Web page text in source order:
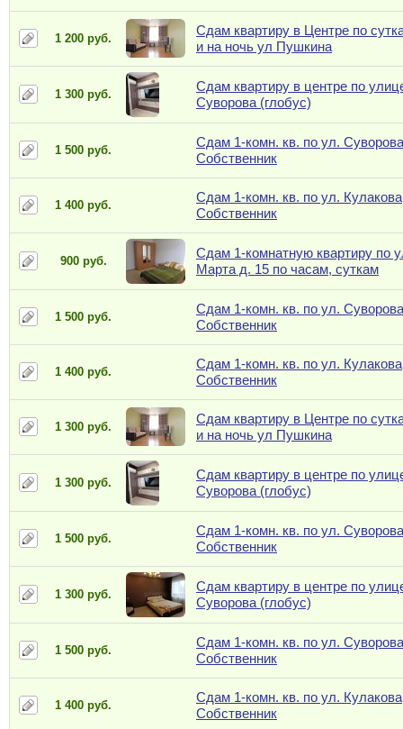
1 200 руб.
Сдам квартиру в Центре по
и на ночь ул Пушкина
1 300 руб.
Сдам квартиру в центре по
Суворова (глобус)
1 500 руб.
Сдам 1-комн. кв. по ул.
Собственник
1 400 руб.
Сдам 1-комн. кв. по ул.
Собственник
900 руб.
Сдам 1-комнатную квартиру по
Марта д. 15 по часам, суткам
1 500 руб.
Сдам 1-комн. кв. по ул.
Собственник
1 400 руб.
Сдам 1-комн. кв. по ул.
Собственник
1 300 руб.
Сдам квартиру в Центре по
и на ночь ул Пушкина
1 300 руб.
Сдам квартиру в центре по
Суворова (глобус)
1 500 руб.
Сдам 1-комн. кв. по ул.
Собственник
1 300 руб.
Сдам квартиру в центре по
Суворова (глобус)
1 500 руб.
Сдам 1-комн. кв. по ул.
Собственник
1 400 руб.
Сдам 1-комн. кв. по ул.
Собственник